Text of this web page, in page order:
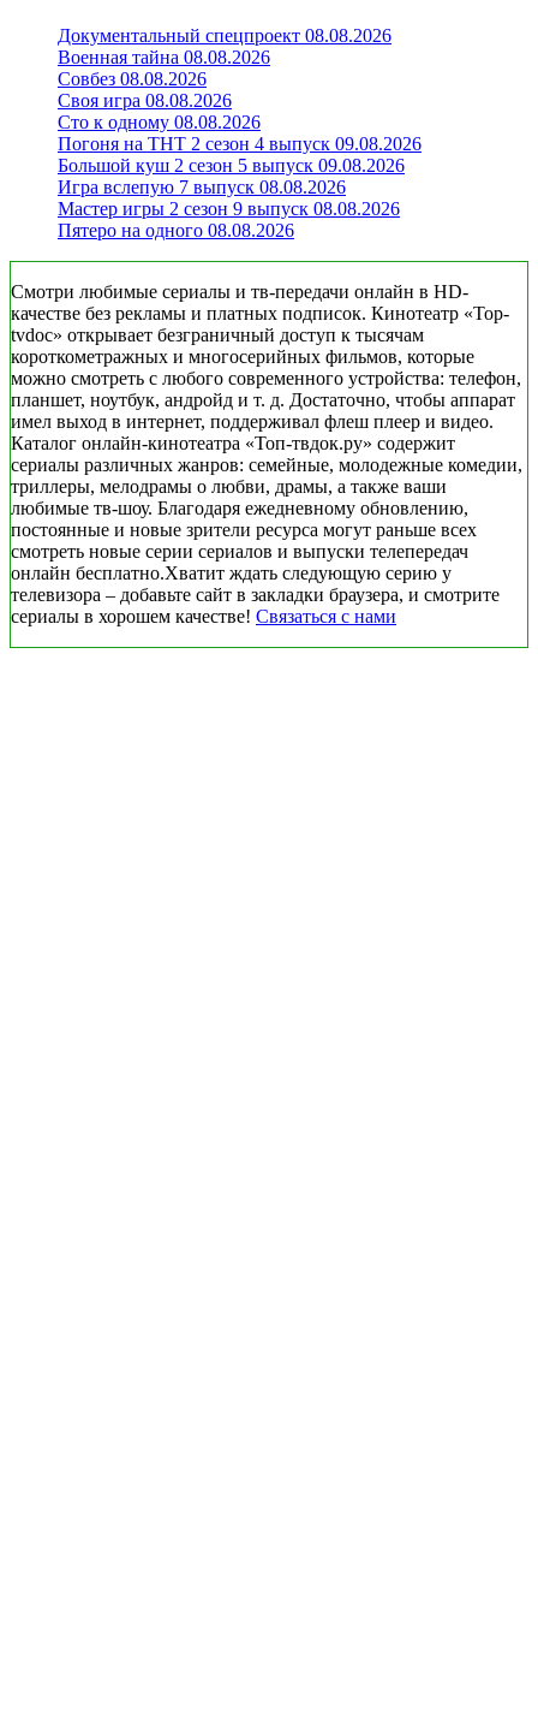
Документальный спецпроект 08.08.2026
Военная тайна 08.08.2026
Совбез 08.08.2026
Своя игра 08.08.2026
Сто к одному 08.08.2026
Погоня на ТНТ 2 сезон 4 выпуск 09.08.2026
Большой куш 2 сезон 5 выпуск 09.08.2026
Игра вслепую 7 выпуск 08.08.2026
Мастер игры 2 сезон 9 выпуск 08.08.2026
Пятеро на одного 08.08.2026
Смотри любимые сериалы и тв-передачи онлайн в HD-
качестве без рекламы и платных подписок. Кинотеатр «Top-
tvdoc» открывает безграничный доступ к тысячам
короткометражных и многосерийных фильмов, которые
можно смотреть с любого современного устройства: телефон,
планшет, ноутбук, андройд и т. д. Достаточно, чтобы аппарат
имел выход в интернет, поддерживал флеш плеер и видео.
Каталог онлайн-кинотеатра «Топ-твдок.ру» содержит
сериалы различных жанров: семейные, молодежные комедии,
триллеры, мелодрамы о любви, драмы, а также ваши
любимые тв-шоу. Благодаря ежедневному обновлению,
постоянные и новые зрители ресурса могут раньше всех
смотреть новые серии сериалов и выпуски телепередач
онлайн бесплатно.Хватит ждать следующую серию у
телевизора – добавьте сайт в закладки браузера, и смотрите
сериалы в хорошем качестве! Связаться с нами